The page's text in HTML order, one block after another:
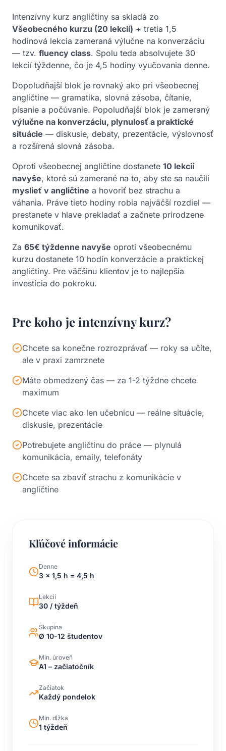
Intenzívny kurz angličtiny sa skladá zo
Všeobecného kurzu (20 lekcií) + tretia 1,5
hodinová lekcia zameraná výlučne na konverzáciu
— tzv. fluency class. Spolu teda absolvujete 30
lekcií týždenne, čo je 4,5 hodiny vyučovania denne.
Dopoludňajší blok je rovnaký ako pri všeobecnej
angličtine — gramatika, slovná zásoba, čítanie,
písanie a počúvanie. Popoludňajší blok je zameraný
výlučne na konverzáciu, plynulosť a praktické
situácie — diskusie, debaty, prezentácie, výslovnosť
a rozšírená slovná zásoba.
Oproti všeobecnej angličtine dostanete 10 lekcií
navyše, ktoré sú zamerané na to, aby ste sa naučili
myslieť v angličtine a hovoriť bez strachu a
váhania. Práve tieto hodiny robia najväčší rozdiel —
prestanete v hlave prekladať a začnete prirodzene
komunikovať.
Za 65€ týždenne navyše oproti všeobecnému
kurzu dostanete 10 hodín konverzácie a praktickej
angličtiny. Pre väčšinu klientov je to najlepšia
investícia do pokroku.
Pre koho je intenzívny kurz?
Chcete sa konečne rozrozprávať — roky sa učíte,
ale v praxi zamrznete
Máte obmedzený čas — za 1-2 týždne chcete
maximum
Chcete viac ako len učebnicu — reálne situácie,
diskusie, prezentácie
Potrebujete angličtinu do práce — plynulá
komunikácia, emaily, telefonáty
Chcete sa zbaviť strachu z komunikácie v
angličtine
Kľúčové informácie
Denne
3 x 1,5 h = 4,5 h
Lekcií
30 / týždeň
Skupina
Ø 10-12 študentov
Min. úroveň
A1 – začiatočník
Začiatok
Každý pondelok
Min. dĺžka
1 týždeň